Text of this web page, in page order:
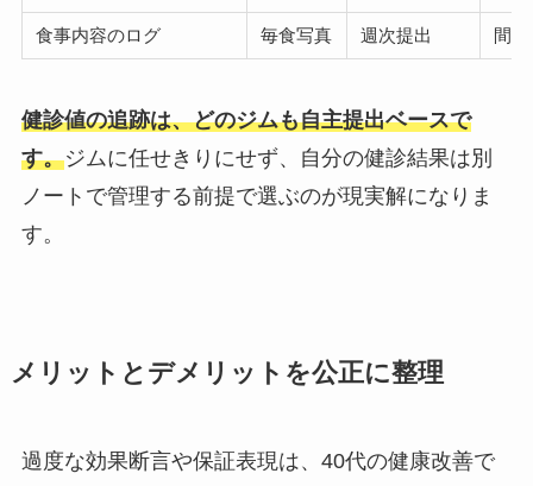
食事内容のログ 毎食写真 週次提出 間
健診値の追跡は、どのジムも自主提出ベースで
す。ジムに任せきりにせず、自分の健診結果は別
ノートで管理する前提で選ぶのが現実解になりま
す。
メリットとデメリットを公正に整理
過度な効果断言や保証表現は、40代の健康改善で